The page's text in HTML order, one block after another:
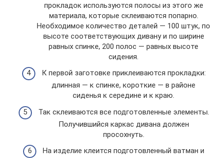
прокладок используются полосы из этого же
материала, которые склеиваются попарно.
Необходимое количество деталей — 100 штук, по
высоте соответствующих дивану и по ширине
равных спинке, 200 полос — равных высоте
сидения.
К первой заготовке приклеиваются прокладки:
длинная — к спинке, короткие — в районе
сиденья к середине и к краю.
Так склеиваются все подготовленные элементы.
Получившийся каркас дивана должен
просохнуть.
На изделие клеится подготовленный ватман и